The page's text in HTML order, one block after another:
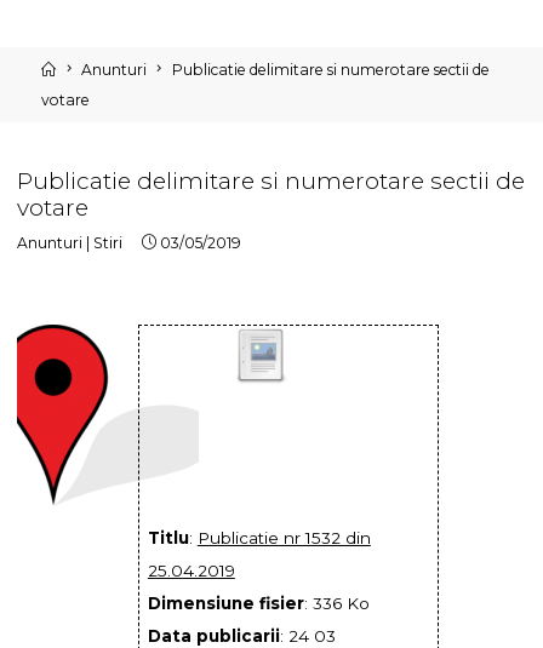
Home
Anunturi
Publicatie delimitare si numerotare sectii de
votare
Publicatie delimitare si numerotare sectii de
votare
Anunturi | Stiri 03/05/2019
Titlu: Publicatie nr 1532 din
25.04.2019
Dimensiune fisier: 336 Ko
Data publicarii: 24 03